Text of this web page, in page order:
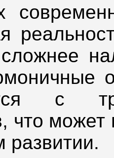
с
что может
развитии.